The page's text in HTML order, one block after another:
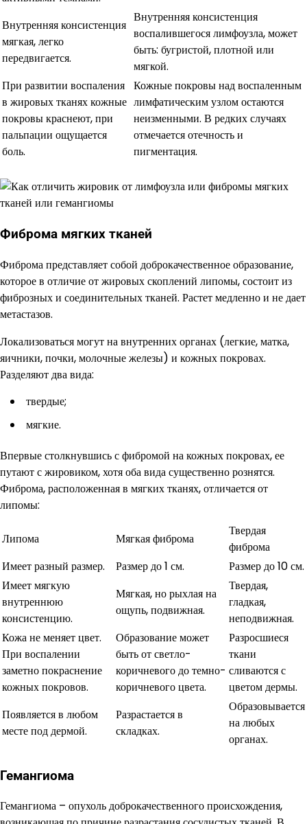
Внутренняя консистенция
мягкая, легко
передвигается.
Внутренняя консистенция
воспалившегося лимфоузла, может
быть: бугристой, плотной или
мягкой.
При развитии воспаления
в жировых тканях кожные
покровы краснеют, при
пальпации ощущается
боль.
Кожные покровы над воспаленным
лимфатическим узлом остаются
неизменными. В редких случаях
отмечается отечность и
пигментация.
Фиброма мягких тканей
Фиброма представляет собой доброкачественное образование,
которое в отличие от жировых скоплений липомы, состоит из
фиброзных и соединительных тканей. Растет медленно и не дает
метастазов.
Локализоваться могут на внутренних органах (легкие, матка,
яичники, почки, молочные железы) и кожных покровах.
Разделяют два вида:
твердые;
мягкие.
Впервые столкнувшись с фибромой на кожных покровах, ее
путают с жировиком, хотя оба вида существенно рознятся.
Фиброма, расположенная в мягких тканях, отличается от
липомы:
Липома Мягкая фиброма
Твердая
фиброма
Имеет разный размер.
Размер до 1 см.
Размер до 10 см.
Имеет мягкую
внутреннюю
консистенцию.
Мягкая, но рыхлая на
ощупь, подвижная.
Твердая,
гладкая,
неподвижная.
Кожа не меняет цвет.
При воспалении
заметно покраснение
кожных покровов.
Образование может
быть от светло-
коричневого до темно-
коричневого цвета.
Разросшиеся
ткани
сливаются с
цветом дермы.
Появляется в любом
месте под дермой.
Разрастается в
складках.
Образовывается
на любых
органах.
Гемангиома
Гемангиома – опухоль доброкачественного происхождения,